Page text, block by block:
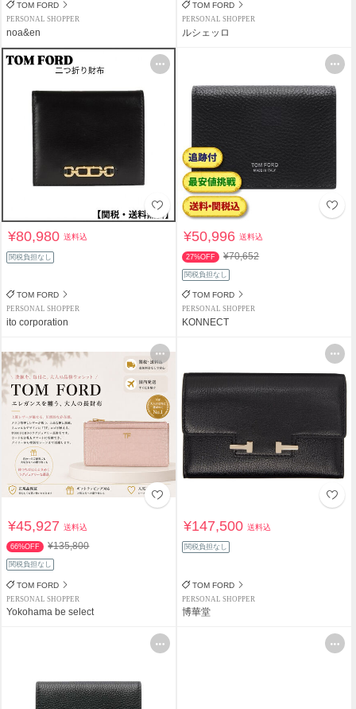
TOM FORD
PERSONAL SHOPPER
noa&en
TOM FORD
PERSONAL SHOPPER
ルシェッロ
¥80,980送料込
関税負担なし
TOM FORD
PERSONAL SHOPPER
ito corporation
¥50,996送料込
27%OFF ¥70,652
関税負担なし
TOM FORD
PERSONAL SHOPPER
KONNECT
¥45,927送料込
66%OFF ¥135,800
関税負担なし
TOM FORD
PERSONAL SHOPPER
Yokohama be select
¥147,500送料込
関税負担なし
TOM FORD
PERSONAL SHOPPER
博華堂